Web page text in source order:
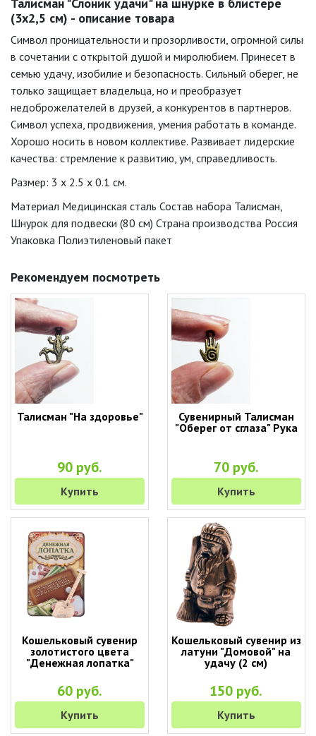
(3х2,5 см) - описание товара
Символ проницательности и прозорливости, огромной силы
в сочетании с открытой душой и миролюбием. Принесет в
семью удачу, изобилие и безопасность. Сильный оберег, не
только защищает владельца, но и преобразует
недоброжелателей в друзей, а конкурентов в партнеров.
Символ успеха, продвижения, умения работать в команде.
Хорошо носить в новом коллективе. Развивает лидерские
качества: стремление к развитию, ум, справедливость.
Размер: 3 x 2.5 x 0.1 см.
Материал Медицинская сталь Состав набора Талисман,
Шнурок для подвески (80 см) Страна производства Россия
Упаковка Полиэтиленовый пакет
Рекомендуем посмотреть
Талисман "На здоровье"
90 руб.
Купить
Сувенирный Талисман
"Оберег от сглаза" Рука
70 руб.
Купить
Кошельковый сувенир
золотистого цвета
"Денежная лопатка"
60 руб.
Купить
Кошельковый сувенир из
латуни "Домовой" на
удачу (2 см)
150 руб.
Купить